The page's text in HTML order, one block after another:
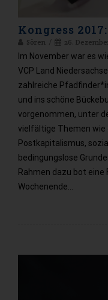
Kongress
Sören 26.
Im November war es
VCP Land
zahlreiche
und ins schöne
vorgenommen, unter
vielfältige Themen wie
Postkapitalismus,
bedingungslose
Rahmen dazu bot eine
Wochenende…